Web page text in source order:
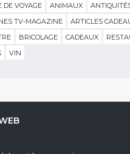
DE VOYAGE ANIMAUX
TV-MAGAZINE
ARTICLES
BRICOLAGE CADEAUX
VIN